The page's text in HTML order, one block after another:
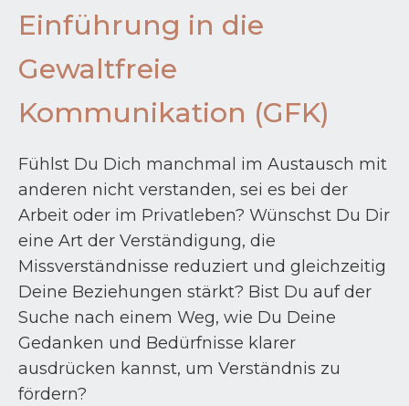
Einführung in die
Gewaltfreie
Kommunikation (GFK)
Fühlst Du Dich manchmal im Austausch mit
anderen nicht verstanden, sei es bei der
Arbeit oder im Privatleben? Wünschst Du Dir
eine Art der Verständigung, die
Missverständnisse reduziert und gleichzeitig
Deine Beziehungen stärkt? Bist Du auf der
Suche nach einem Weg, wie Du Deine
Gedanken und Bedürfnisse klarer
ausdrücken kannst, um Verständnis zu
fördern?